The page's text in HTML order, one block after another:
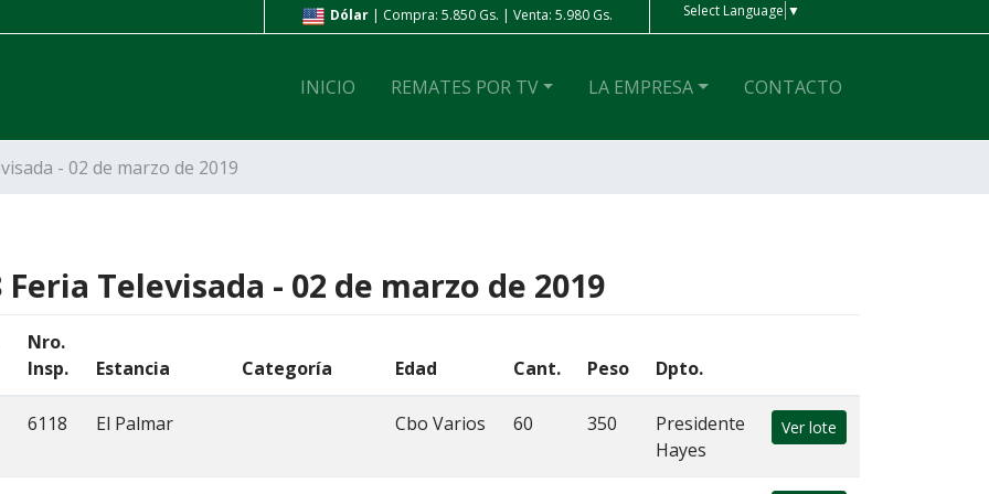
Dólar| Compra: 5.850 Gs. | Venta: 5.980 Gs. Peso Ar | Compra: 4 Gs. | Venta: 4 Gs.
Select Language ▼
INICIO REMATES POR TV LA EMPRESA CONTACTO
- 02 de marzo de 2019
Feria Televisada - 02 de marzo de 2019
Nro.
Insp.
Estancia Categoría Edad Cant. Peso Dpto.
6118 El Palmar Cbo Varios 60 350
Presidente
Hayes
Ver lote